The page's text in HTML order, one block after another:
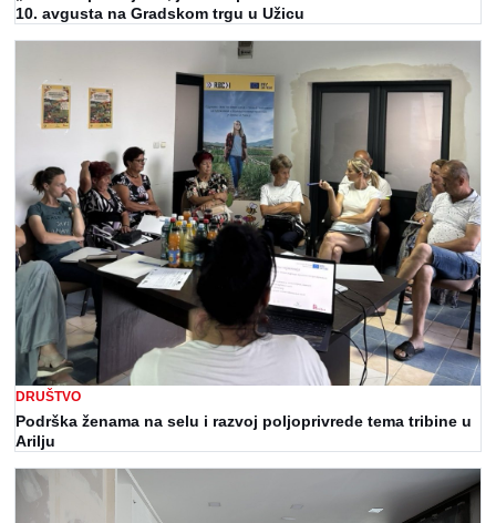
10. avgusta na Gradskom trgu u Užicu
DRUŠTVO
Podrška ženama na selu i razvoj poljoprivrede tema tribine u
Arilju